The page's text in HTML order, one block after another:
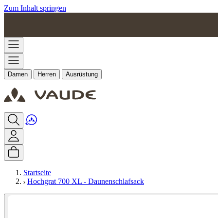
Zum Inhalt springen
Damen Herren Ausrüstung
Startseite
Hochgrat 700 XL - Daunenschlafsack